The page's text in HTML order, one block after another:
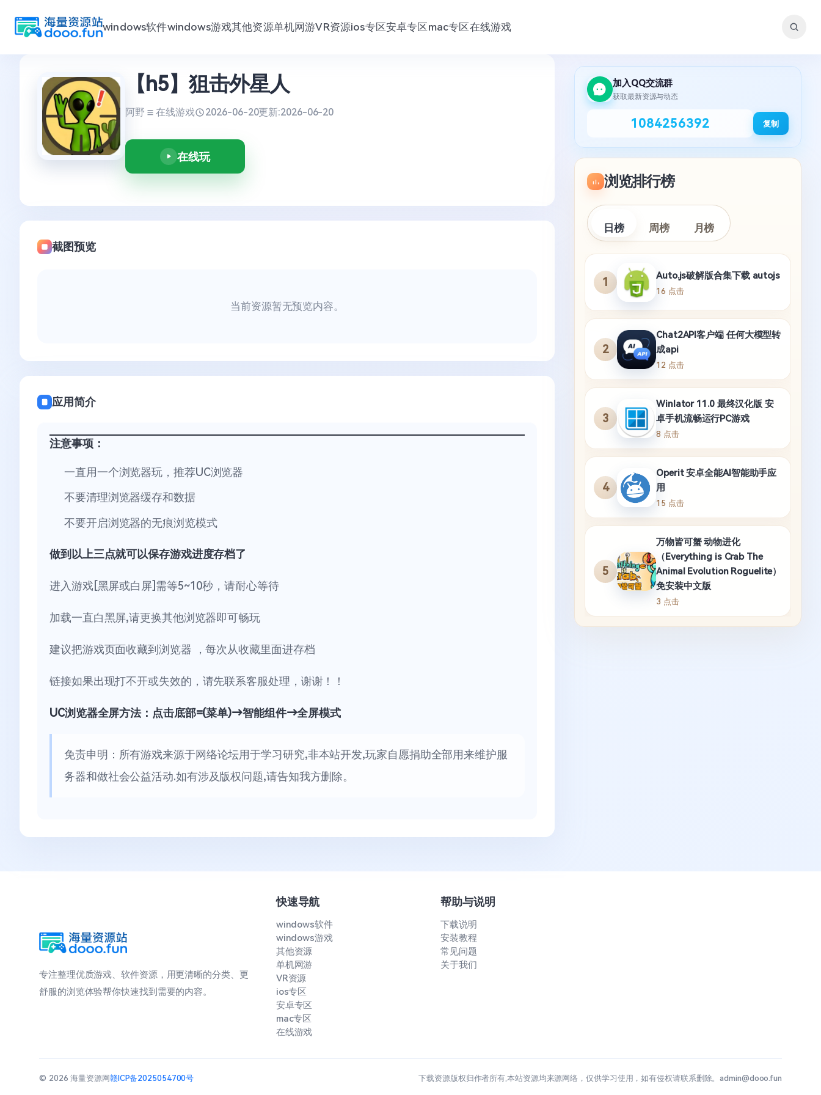
windows软件windows游戏其他资源单机网游VR资源ios专区安卓专区mac专区在线游戏
【h5】狙击外星人
阿野 在线游戏 2026-06-20更新:2026-06-20
在线玩
截图预览
当前资源暂无预览内容。
应用简介
注意事项：
一直用一个浏览器玩，推荐UC浏览器
不要清理浏览器缓存和数据
不要开启浏览器的无痕浏览模式
做到以上三点就可以保存游戏进度存档了
进入游戏[黑屏或白屏]需等5~10秒，请耐心等待
加载一直白黑屏,请更换其他浏览器即可畅玩
建议把游戏页面收藏到浏览器 ，每次从收藏里面进存档
链接如果出现打不开或失效的，请先联系客服处理，谢谢！！
UC浏览器全屏方法：点击底部=(菜单)→智能组件→全屏模式
免责申明：所有游戏来源于网络论坛用于学习研究,非本站开发,玩家自愿捐助全部用来维护服
务器和做社会公益活动.如有涉及版权问题,请告知我方删除。
加入QQ交流群
获取最新资源与动态
1084256392 复制
浏览排行榜
日榜 周榜 月榜
1
Auto.js破解版合集下载 autojs
16 点击
2
Chat2API客户端 任何大模型转
成api
12 点击
3
Winlator 11.0 最终汉化版 安
卓手机流畅运行PC游戏
8 点击
4
Operit 安卓全能AI智能助手应
用
15 点击
5
万物皆可蟹 动物进化
（Everything is Crab The
Animal Evolution Roguelite）
免安装中文版
3 点击
专注整理优质游戏、软件资源，用更清晰的分类、更
舒服的浏览体验帮你快速找到需要的内容。
快速导航
windows软件
windows游戏
其他资源
单机网游
VR资源
ios专区
安卓专区
mac专区
在线游戏
帮助与说明
下载说明
安装教程
常见问题
关于我们
© 2026 海量资源网赣ICP备2025054700号 下载资源版权归作者所有,本站资源均来源网络，仅供学习使用，如有侵权请联系删除。admin@dooo.fun